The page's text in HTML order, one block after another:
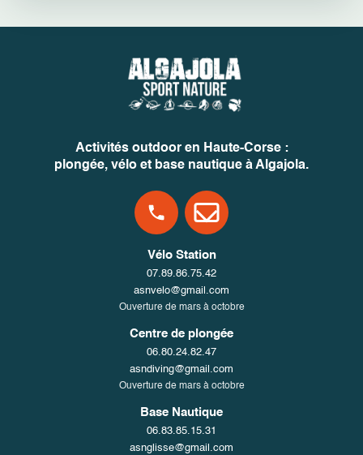
Activités outdoor en Haute-Corse :
plongée, vélo et base nautique à Algajola.
Vélo Station
07.89.86.75.42
asnvelo@gmail.com
Ouverture de mars à octobre
Centre de plongée
06.80.24.82.47
asndiving@gmail.com
Ouverture de mars à octobre
Base Nautique
06.83.85.15.31
asnglisse@gmail.com